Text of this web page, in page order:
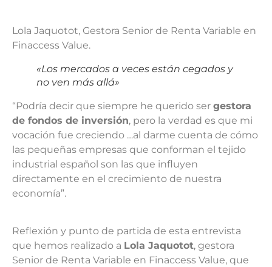
Lola Jaquotot, Gestora Senior de Renta Variable en
Finaccess Value.
«Los mercados a veces están cegados y
no ven más allá»
“Podría decir que siempre he querido ser gestora
de fondos de inversión, pero la verdad es que mi
vocación fue creciendo …al darme cuenta de cómo
las pequeñas empresas que conforman el tejido
industrial español son las que influyen
directamente en el crecimiento de nuestra
economía”.
Reflexión y punto de partida de esta entrevista
que hemos realizado a Lola Jaquotot, gestora
Senior de Renta Variable en Finaccess Value, que